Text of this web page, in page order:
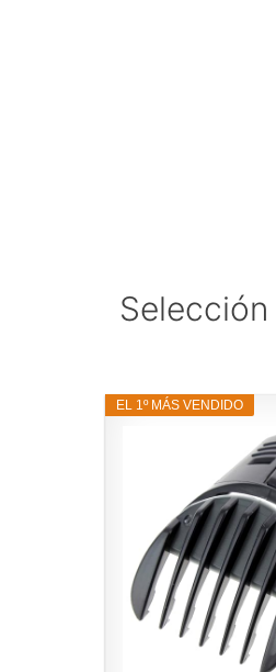
EL 1º MÁS VENDIDO